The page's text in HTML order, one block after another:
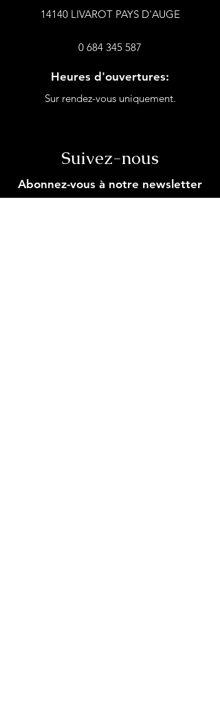
14140 LIVAROT PAYS D'AUGE
0 684 345 587
Heures d'ouvertures:
Sur rendez-vous uniquement.
Suivez-nous
Abonnez-vous à notre newsletter